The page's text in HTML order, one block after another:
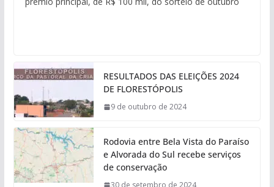
RESULTADOS DAS ELEIÇÕES 2024
DE FLORESTÓPOLIS
9 de outubro de 2024
Rodovia entre Bela Vista do Paraíso
e Alvorada do Sul recebe serviços
de conservação